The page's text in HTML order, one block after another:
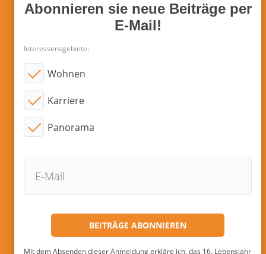
Abonnieren sie neue Beiträge per
E-Mail!
Interessensgebiete:
Wohnen
Karriere
Panorama
Mit dem Absenden dieser Anmeldung erkläre ich, das 16. Lebensjahr